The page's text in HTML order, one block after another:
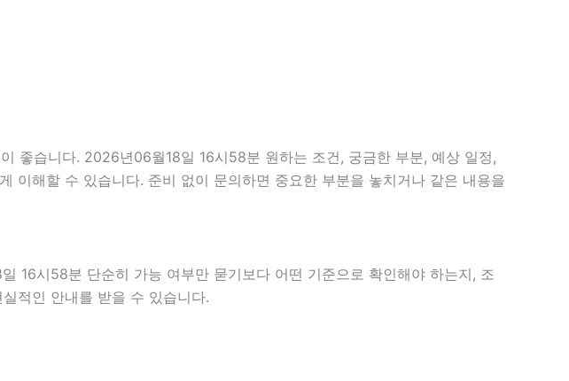
좋습니다. 2026년06월18일 16시58분 원하는 조건, 궁금한 부분, 예상 일정,
이해할 수 있습니다. 준비 없이 문의하면 중요한 부분을 놓치거나 같은 내용을
16시58분 단순히 가능 여부만 묻기보다 어떤 기준으로 확인해야 하는지, 조
적인 안내를 받을 수 있습니다.